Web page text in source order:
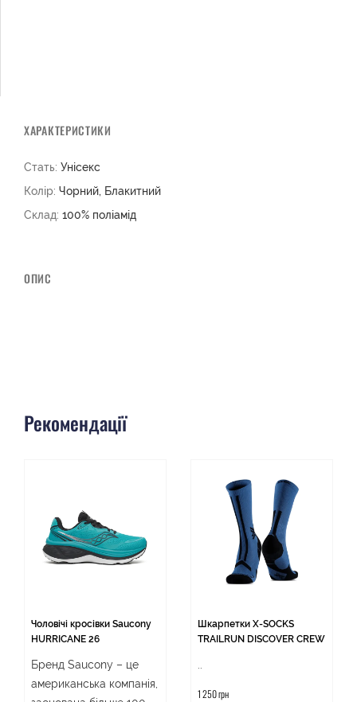
ХАРАКТЕРИСТИКИ
Стать: Унісекс
Колір: Чорний, Блакитний
Склад: 100% поліамід
ОПИС
Рекомендації
Чоловічі кросівки Saucony
HURRICANE 26
Бренд Saucony – це
американська компанія,
Шкарпетки X-SOCKS
TRAILRUN DISCOVER CREW
1 250 грн